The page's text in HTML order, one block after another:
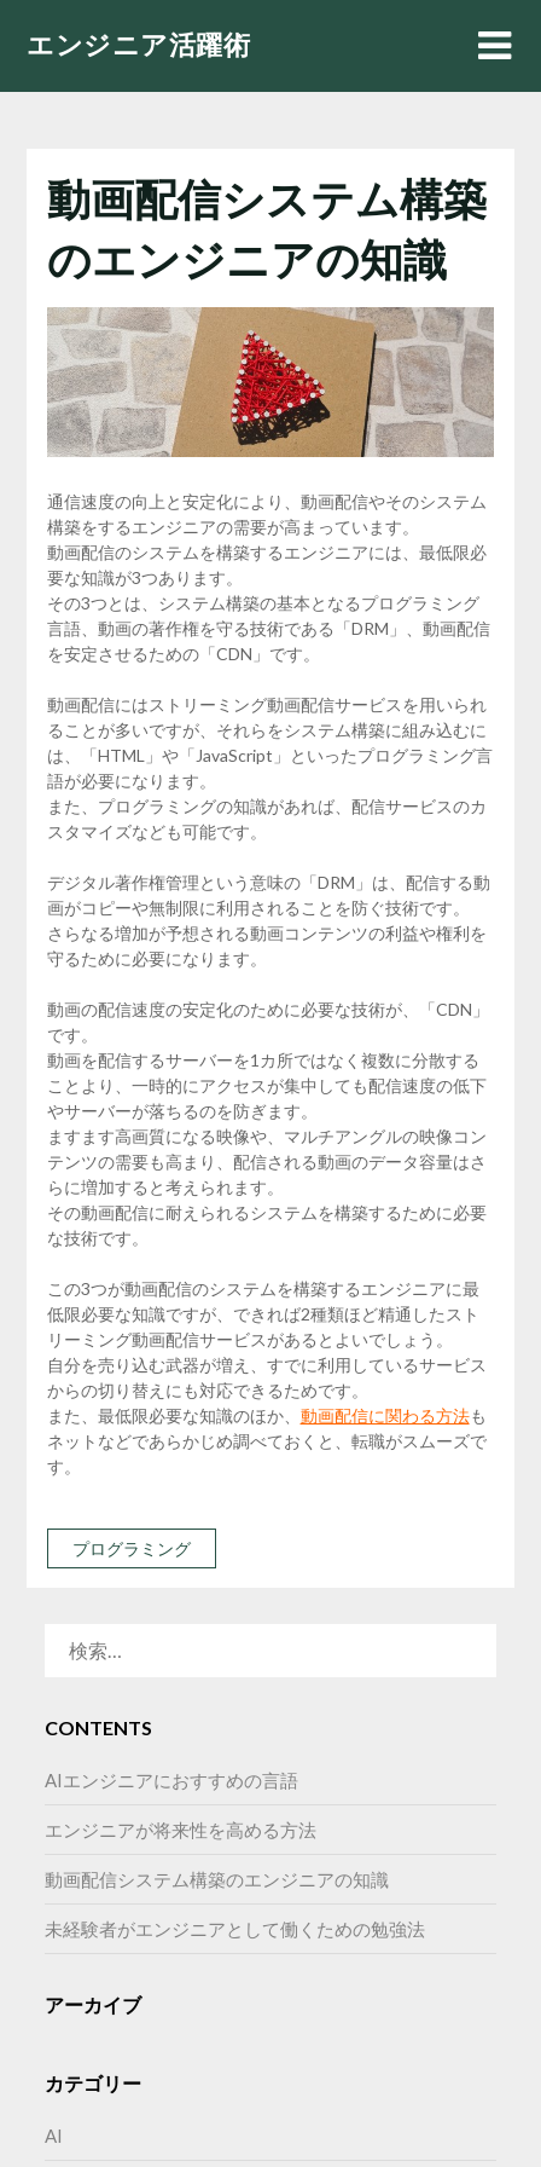
エンジニア活躍術
動画配信システム構築
のエンジニアの知識
通信速度の向上と安定化により、動画配信やそのシステム
構築をするエンジニアの需要が高まっています。
動画配信のシステムを構築するエンジニアには、最低限必
要な知識が3つあります。
その3つとは、システム構築の基本となるプログラミング
言語、動画の著作権を守る技術である「DRM」、動画配信
を安定させるための「CDN」です。
動画配信にはストリーミング動画配信サービスを用いられ
ることが多いですが、それらをシステム構築に組み込むに
は、「HTML」や「JavaScript」といったプログラミング言
語が必要になります。
また、プログラミングの知識があれば、配信サービスのカ
スタマイズなども可能です。
デジタル著作権管理という意味の「DRM」は、配信する動
画がコピーや無制限に利用されることを防ぐ技術です。
さらなる増加が予想される動画コンテンツの利益や権利を
守るために必要になります。
動画の配信速度の安定化のために必要な技術が、「CDN」
です。
動画を配信するサーバーを1カ所ではなく複数に分散する
ことより、一時的にアクセスが集中しても配信速度の低下
やサーバーが落ちるのを防ぎます。
ますます高画質になる映像や、マルチアングルの映像コン
テンツの需要も高まり、配信される動画のデータ容量はさ
らに増加すると考えられます。
その動画配信に耐えられるシステムを構築するために必要
な技術です。
この3つが動画配信のシステムを構築するエンジニアに最
低限必要な知識ですが、できれば2種類ほど精通したスト
リーミング動画配信サービスがあるとよいでしょう。
自分を売り込む武器が増え、すでに利用しているサービス
からの切り替えにも対応できるためです。
また、最低限必要な知識のほか、 動画配信に関わる方法も
ネットなどであらかじめ調べておくと、転職がスムーズで
す。
プログラミング
CONTENTS
AIエンジニアにおすすめの言語
エンジニアが将来性を高める方法
動画配信システム構築のエンジニアの知識
未経験者がエンジニアとして働くための勉強法
アーカイブ
カテゴリー
AI